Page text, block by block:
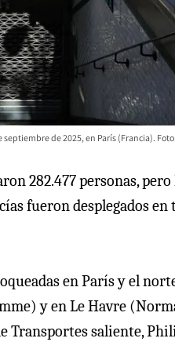
de 2025, en París (Francia).
282.477 personas, pero
fueron desplegados en
en París y el
y en Le Havre
saliente,